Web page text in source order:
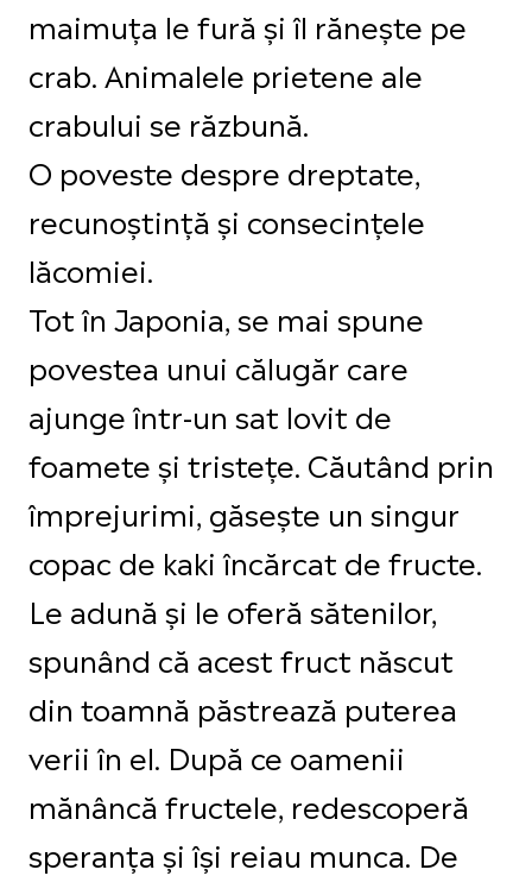
maimuța le fură și îl rănește pe
crab. Animalele prietene ale
crabului se răzbună.
O poveste despre dreptate,
recunoștință și consecințele
lăcomiei.
Tot în Japonia, se mai spune
povestea unui călugăr care
ajunge într-un sat lovit de
foamete și tristețe. Căutând prin
împrejurimi, găsește un singur
copac de kaki încărcat de fructe.
Le adună și le oferă sătenilor,
spunând că acest fruct născut
din toamnă păstrează puterea
verii în el. După ce oamenii
mănâncă fructele, redescoperă
speranța și își reiau munca. De